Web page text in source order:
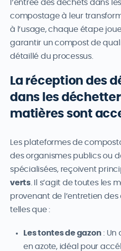
l’entrée des déchets dans
compostage à leur
à l’usage, chaque étape
garantir un compost de
détaillé du processus.
La réception des
dans les
matières sont
Les plateformes de
des organismes publics ou
spécialisées, reçoivent
verts. Il s’agit de toutes les
provenant de l’entretien des
telles que :
Les tontes de gazon : Un
en azote, idéal pour